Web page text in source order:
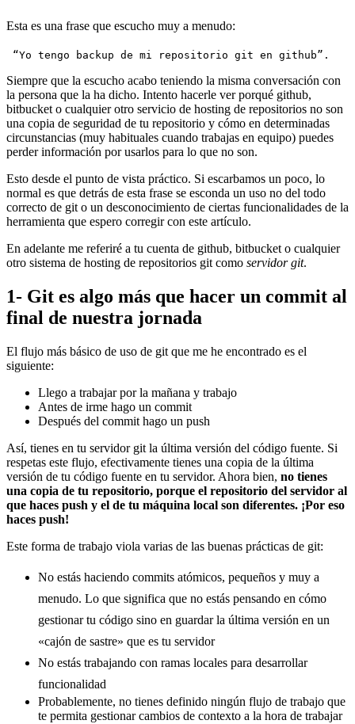
Esta es una frase que escucho muy a menudo:
“Yo tengo backup de mi repositorio git en github”.
Siempre que la escucho acabo teniendo la misma conversación con
la persona que la ha dicho. Intento hacerle ver porqué github,
bitbucket o cualquier otro servicio de hosting de repositorios no son
una copia de seguridad de tu repositorio y cómo en determinadas
circunstancias (muy habituales cuando trabajas en equipo) puedes
perder información por usarlos para lo que no son.
Esto desde el punto de vista práctico. Si escarbamos un poco, lo
normal es que detrás de esta frase se esconda un uso no del todo
correcto de git o un desconocimiento de ciertas funcionalidades de la
herramienta que espero corregir con este artículo.
En adelante me referiré a tu cuenta de github, bitbucket o cualquier
otro sistema de hosting de repositorios git como servidor git.
1- Git es algo más que hacer un commit al
final de nuestra jornada
El flujo más básico de uso de git que me he encontrado es el
siguiente:
Llego a trabajar por la mañana y trabajo
Antes de irme hago un commit
Después del commit hago un push
Así, tienes en tu servidor git la última versión del código fuente. Si
respetas este flujo, efectivamente tienes una copia de la última
versión de tu código fuente en tu servidor. Ahora bien, no tienes
una copia de tu repositorio, porque el repositorio del servidor al
que haces push y el de tu máquina local son diferentes. ¡Por eso
haces push!
Este forma de trabajo viola varias de las buenas prácticas de git:
No estás haciendo commits atómicos, pequeños y muy a
menudo. Lo que significa que no estás pensando en cómo
gestionar tu código sino en guardar la última versión en un
«cajón de sastre» que es tu servidor
No estás trabajando con ramas locales para desarrollar
funcionalidad
Probablemente, no tienes definido ningún flujo de trabajo que
te permita gestionar cambios de contexto a la hora de trabajar